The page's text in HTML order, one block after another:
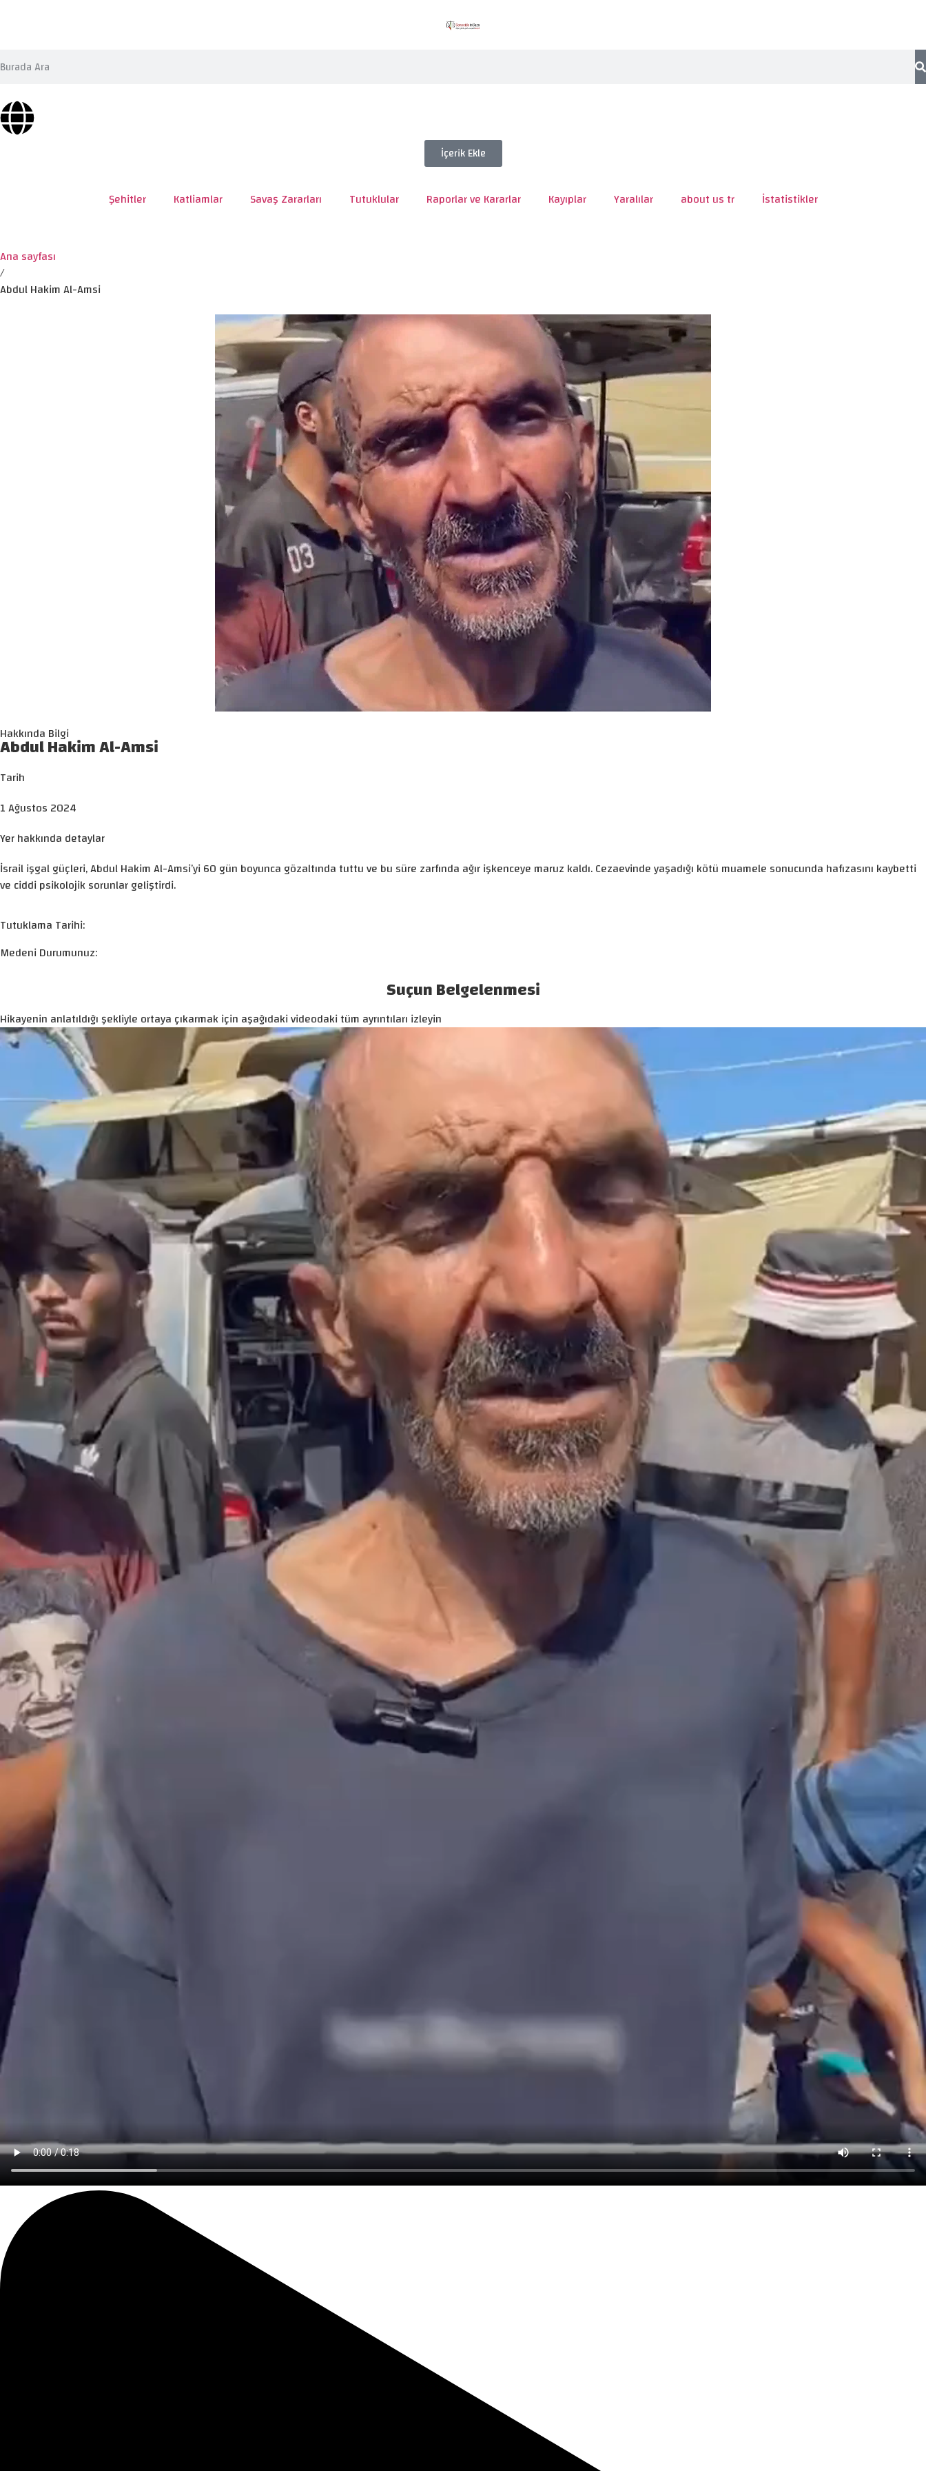
İçerik Ekle
Şehitler Katliamlar Savaş Zararları Tutuklular Raporlar ve Kararlar Kayıplar Yaralılar about us tr İstatistikler
Ana sayfası
/
Abdul Hakim Al-Amsi
Hakkında Bilgi
Abdul Hakim Al-Amsi
Tarih
1 Ağustos 2024
Yer hakkında detaylar
İsrail işgal güçleri, Abdul Hakim Al-Amsi’yi 60 gün boyunca gözaltında tuttu ve bu süre zarfında ağır işkenceye maruz kaldı. Cezaevinde yaşadığı kötü muamele sonucunda hafızasını kaybetti
ve ciddi psikolojik sorunlar geliştirdi.
Tutuklama Tarihi:
Medeni Durumunuz:
Suçun Belgelenmesi
Hikayenin anlatıldığı şekliyle ortaya çıkarmak için aşağıdaki videodaki tüm ayrıntıları izleyin